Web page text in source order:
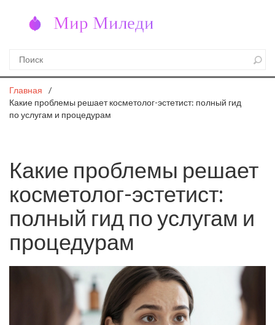
Главная
Какие проблемы решает косметолог-эстетист: полный гид
по услугам и процедурам
Какие проблемы решает
косметолог-эстетист:
полный гид по услугам и
процедурам